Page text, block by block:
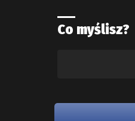
Co myślisz?